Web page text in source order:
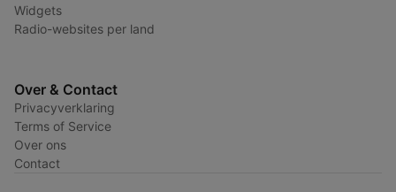
Widgets
Radio-websites per land
Over & Contact
Privacyverklaring
Terms of Service
Over ons
Contact